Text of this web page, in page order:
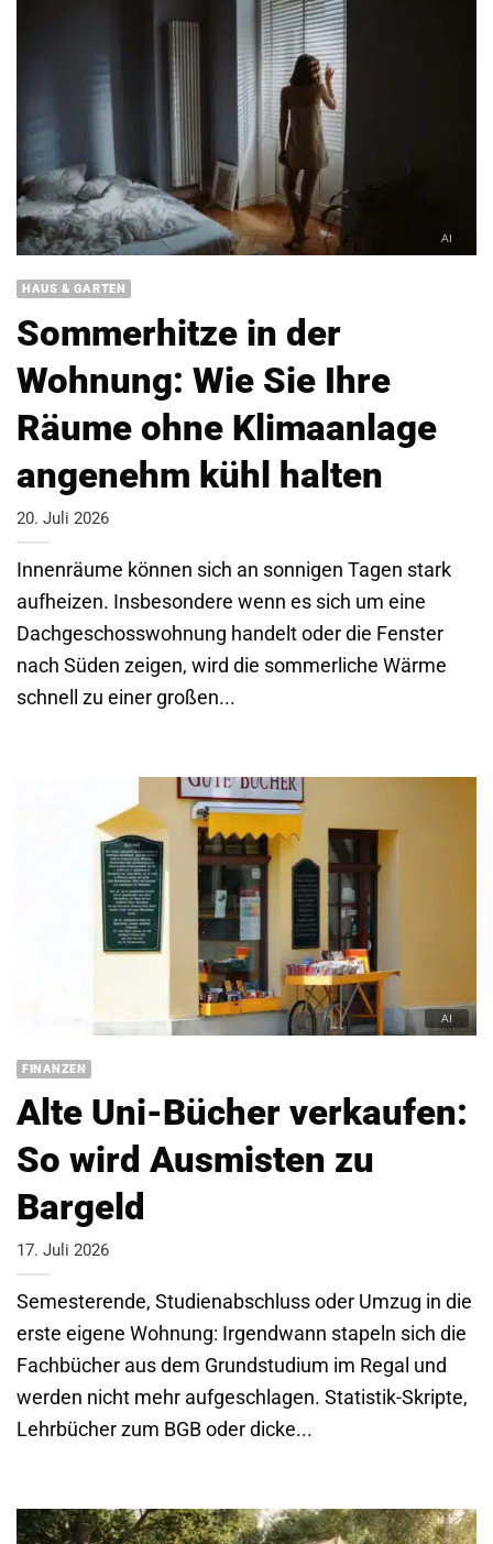
HAUS & GARTEN
Sommerhitze in der
Wohnung: Wie Sie Ihre
Räume ohne Klimaanlage
angenehm kühl halten
20. Juli 2026
Innenräume können sich an sonnigen Tagen stark
aufheizen. Insbesondere wenn es sich um eine
Dachgeschosswohnung handelt oder die Fenster
nach Süden zeigen, wird die sommerliche Wärme
schnell zu einer großen...
FINANZEN
Alte Uni-Bücher verkaufen:
So wird Ausmisten zu
Bargeld
17. Juli 2026
Semesterende, Studienabschluss oder Umzug in die
erste eigene Wohnung: Irgendwann stapeln sich die
Fachbücher aus dem Grundstudium im Regal und
werden nicht mehr aufgeschlagen. Statistik-Skripte,
Lehrbücher zum BGB oder dicke...